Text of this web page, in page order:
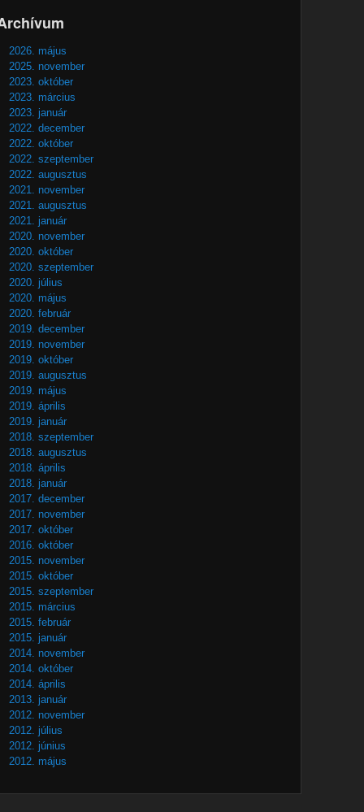
2026. május
2025. november
2023. október
2023. március
2023. január
2022. december
2022. október
2022. szeptember
2022. augusztus
2021. november
2021. augusztus
2021. január
2020. november
2020. október
2020. szeptember
2020. július
2020. május
2020. február
2019. december
2019. november
2019. október
2019. augusztus
2019. május
2019. április
2019. január
2018. szeptember
2018. augusztus
2018. április
2018. január
2017. december
2017. november
2017. október
2016. október
2015. november
2015. október
2015. szeptember
2015. március
2015. február
2015. január
2014. november
2014. október
2014. április
2013. január
2012. november
2012. július
2012. június
2012. május